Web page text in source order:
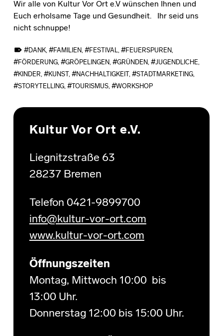
Wir alle von Kultur Vor Ort e.V wünschen Ihnen und
Euch erholsame Tage und Gesundheit. Ihr seid uns
nicht schnuppe!
DANK, FAMILIEN, FESTIVAL, FEUERSPUREN,
FÖRDERUNG, GRÖPELINGEN, GRÜNDEN, JUGENDLICHE,
KINDER, KUNST , NACHHALTIGKEIT , STADTMARKETING,
STORYTELLING, TOURISMUS, WORKSHOP
Skip back to main navigation
Kultur Vor Ort e.V.
Liegnitzstraße 63
28237 Bremen
Telefon 0421-9899700
info@kultur-vor-ort.com
www.kultur-vor-ort.com
Öffnungszeiten
Montag, Mittwoch 10:00 bis
13:00 Uhr.
Donnerstag 12:00 bis 15:00 Uhr.